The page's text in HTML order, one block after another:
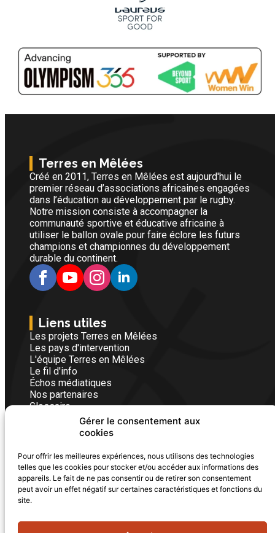
Gérer le consentement aux
cookies
Pour offrir les meilleures expériences, nous utilisons des technologies
telles que les cookies pour stocker et/ou accéder aux informations des
appareils. Le fait de ne pas consentir ou de retirer son consentement
peut avoir un effet négatif sur certaines caractéristiques et fonctions du
site.
Terres en Mêlées
Créé en 2011, Terres en Mêlées est aujourd'hui le
premier réseau d’associations africaines engagées
dans l’éducation au développement par le rugby.
Notre mission consiste à accompagner la
communauté sportive et éducative africaine à
utiliser le ballon ovale pour faire éclore les futurs
champions et championnes du développement
durable du continent.
Liens utiles
Les projets Terres en Mêlées
Les pays d'intervention
L'équipe Terres en Mêlées
Le fil d'info
Échos médiatiques
Nos partenaires
Glossaire
Vous êtes un particulier, une entreprise ou une
institution, écrivez-nous, nos équipes vous
répondrons avec plaisir dans les plus brefs délais.